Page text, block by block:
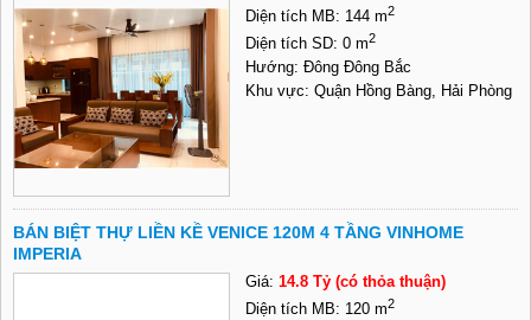
Diện tích MB: 144 m2
Diện tích SD: 0 m2
Hướng: Đông Đông Bắc
Khu vực: Quận Hồng Bàng, Hải Phòng
BÁN BIỆT THỰ LIỀN KỀ VENICE 120M 4 TẦNG VINHOME
IMPERIA
Giá: 14.8 Tỷ (có thỏa thuận)
Diện tích MB: 120 m2